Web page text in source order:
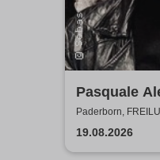
Pasquale
Phonauten
Paderborn,
19.08.2026